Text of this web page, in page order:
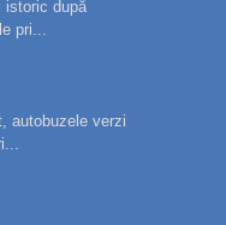
istoric după
pri...
autobuzele verzi